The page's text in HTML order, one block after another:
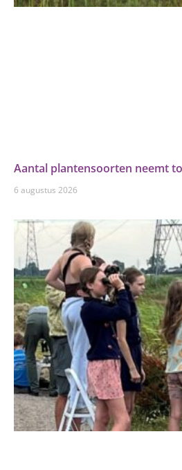
Aantal plantensoorten neemt
6 augustus 2026